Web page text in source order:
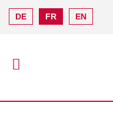
DE FR EN